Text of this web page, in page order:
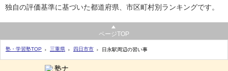
独自の評価基準に基づいた都道府県、市区町村別ランキングです。
ページTOP
塾・学習塾TOP 三重県 四日市市 日永駅周辺の習い事